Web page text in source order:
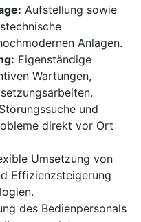
Aufstellung sowie
Anlagen.
Eigenständige
Wartungen,
und
direkt vor Ort
Umsetzung von
Effizienzsteigerung
des Bedienpersonals